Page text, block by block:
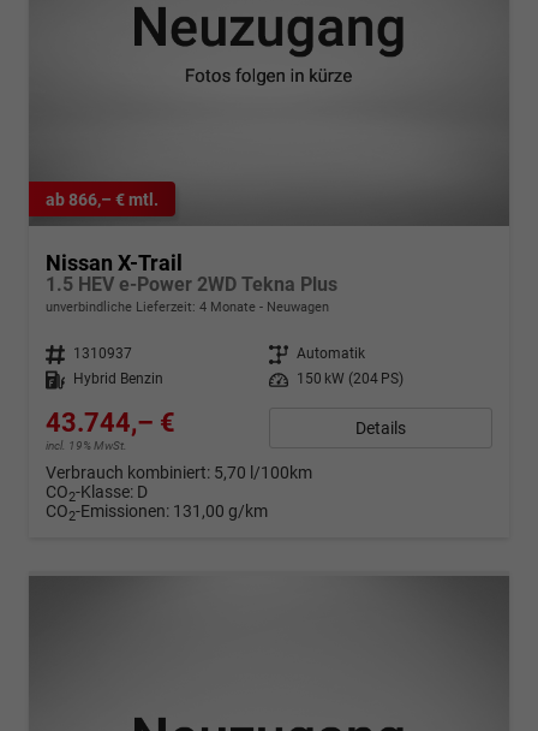
ab 866,– € mtl.
Nissan X-Trail
1.5 HEV e-Power 2WD Tekna Plus
unverbindliche Lieferzeit: 4 Monate Neuwagen
Fahrzeugnr. 1310937 Getriebe Automatik
Kraftstoff
Hybrid Benzin Leistung 150 kW (204 PS)
43.744,– €
incl. 19% MwSt.
Details
Verbrauch kombiniert: 5,70 l/100km
CO2-Klasse: D
CO2-Emissionen: 131,00 g/km